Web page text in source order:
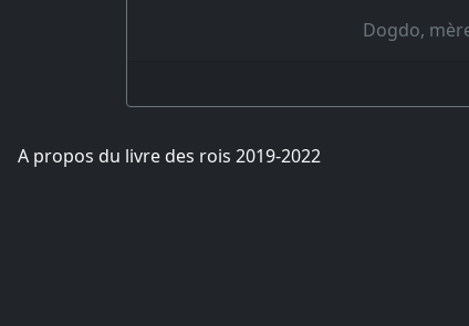
Dogdo,
A propos du livre des rois 2019-2022